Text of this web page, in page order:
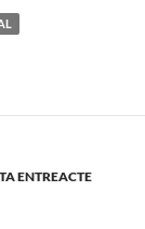
ENTREACTE